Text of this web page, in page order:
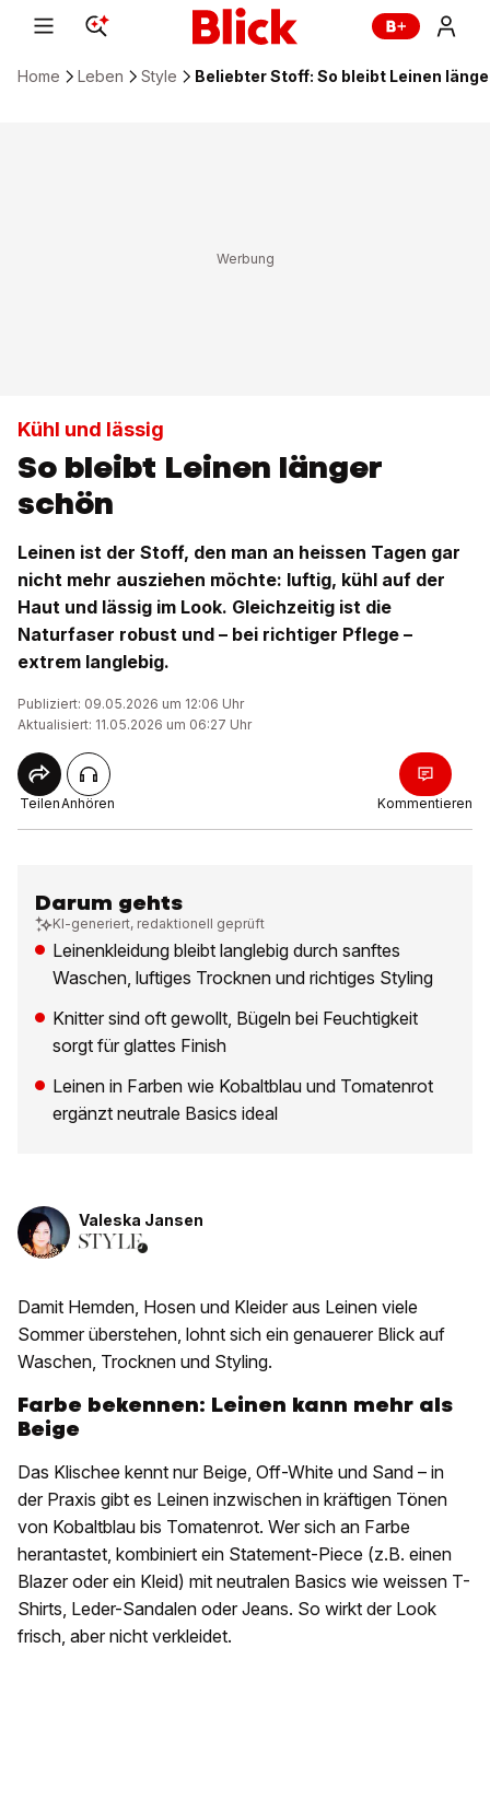
Home Leben Style Beliebter Stoff: So bleibt Leinen
Kühl und lässig
So bleibt Leinen länger
schön
Leinen ist der Stoff, den man an heissen Tagen gar
nicht mehr ausziehen möchte: luftig, kühl auf der
Haut und lässig im Look. Gleichzeitig ist die
Naturfaser robust und – bei richtiger Pflege –
extrem langlebig.
Publiziert: 09.05.2026 um 12:06 Uhr
Aktualisiert: 11.05.2026 um 06:27 Uhr
TeilenAnhören Kommentieren
Darum gehts
KI-generiert, redaktionell geprüft
Leinenkleidung bleibt langlebig durch sanftes
Waschen, luftiges Trocknen und richtiges Styling
Knitter sind oft gewollt, Bügeln bei Feuchtigkeit
sorgt für glattes Finish
Leinen in Farben wie Kobaltblau und Tomatenrot
ergänzt neutrale Basics ideal
Valeska Jansen
Damit Hemden, Hosen und Kleider aus Leinen viele
Sommer überstehen, lohnt sich ein genauerer Blick auf
Waschen, Trocknen und Styling.
Farbe bekennen: Leinen kann mehr als
Beige
Das Klischee kennt nur Beige, Off-White und Sand – in
der Praxis gibt es Leinen inzwischen in kräftigen Tönen
von Kobaltblau bis Tomatenrot. Wer sich an Farbe
herantastet, kombiniert ein Statement-Piece (z.B. einen
Blazer oder ein Kleid) mit neutralen Basics wie weissen T-
Shirts, Leder-Sandalen oder Jeans. So wirkt der Look
frisch, aber nicht verkleidet.